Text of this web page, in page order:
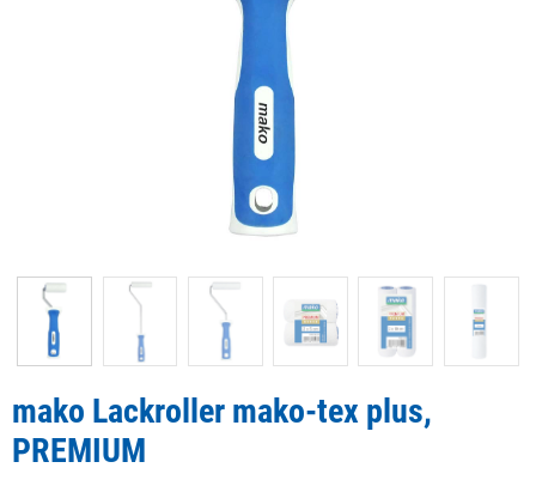
mako Lackroller mako-tex plus,
PREMIUM